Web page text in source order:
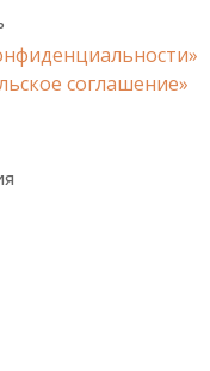
соглашение»